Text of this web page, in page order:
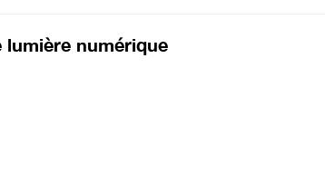
lumière numérique